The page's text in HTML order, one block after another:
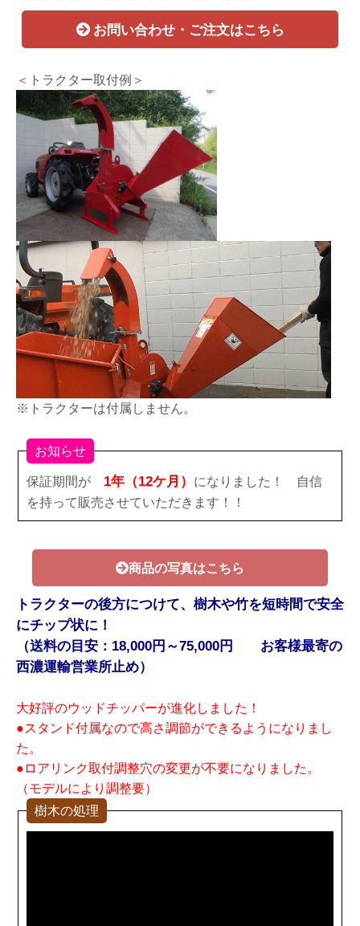
お問い合わせ・ご注文はこちら
＜トラクター取付例＞
※トラクターは付属しません。
お知らせ
保証期間が 1年（12ケ月）
になりました！ 自信
を持って販売させていただきます！！
商品の写真はこちら
トラクターの後方につけて、樹木や竹を短時間で安全
にチップ状に！
（送料の目安：18,000円～75,000円 お客様最寄の
西濃運輸営業所止め）
大好評のウッドチッパーが進化しました！
●スタンド付属なので高さ調節ができるようになりまし
た。
●ロアリンク取付調整穴の変更が不要になりました。
（モデルにより調整要）
樹木の処理